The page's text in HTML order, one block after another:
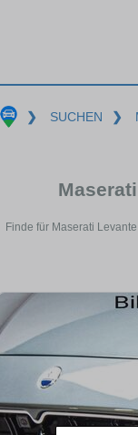
❯ SUCHEN ❯
Finde für Maserati